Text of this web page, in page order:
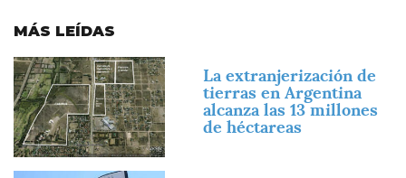
MÁS LEÍDAS
Imagen
La extranjerización de
tierras en Argentina
alcanza las 13 millones
de héctareas